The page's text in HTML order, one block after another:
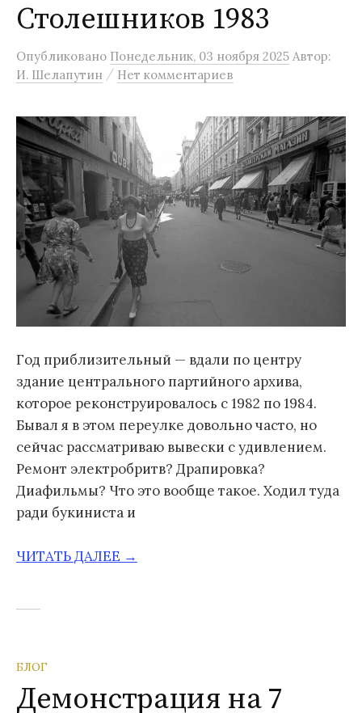
Столешников 1983
Опубликовано Понедельник, 03 ноября 2025 Автор:
И. Шелапутин / Нет комментариев
Год приблизительный — вдали по центру
здание центрального партийного архива,
которое реконструировалось с 1982 по 1984.
Бывал я в этом переулке довольно часто, но
сейчас рассматриваю вывески с удивлением.
Ремонт электробритв? Драпировка?
Диафильмы? Что это вообще такое. Ходил туда
ради букиниста и
ЧИТАТЬ ДАЛЕЕ →
БЛОГ
Демонстрация на 7